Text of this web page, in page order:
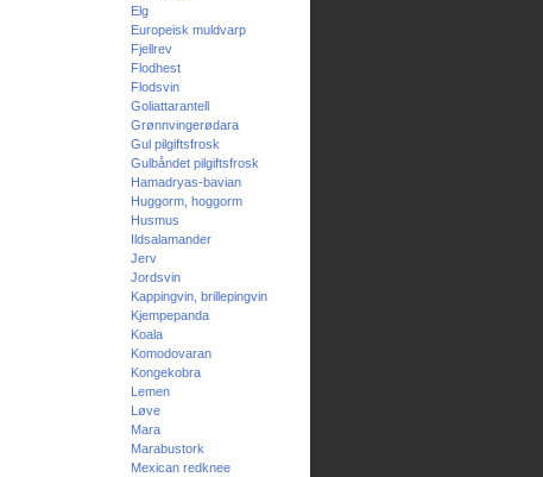
Elg
Europeisk muldvarp
Fjellrev
Flodhest
Flodsvin
Goliattarantell
Grønnvingerødara
Gul pilgiftsfrosk
Gulbåndet pilgiftsfrosk
Hamadryas-bavian
Huggorm, hoggorm
Husmus
Ildsalamander
Jerv
Jordsvin
Kappingvin, brillepingvin
Kjempepanda
Koala
Komodovaran
Kongekobra
Lemen
Løve
Mara
Marabustork
Mexican redknee